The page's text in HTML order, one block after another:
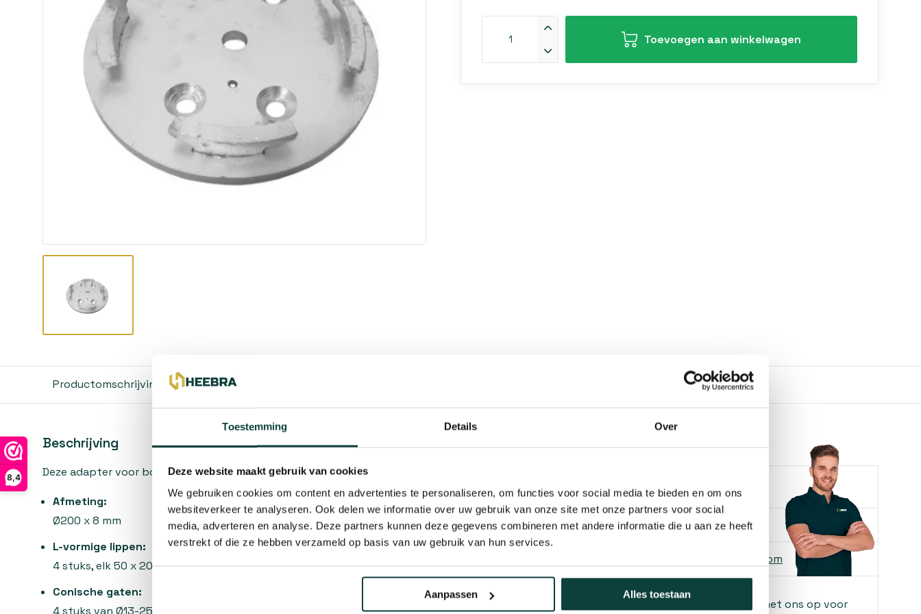
Toestemming Details Over
Deze website maakt gebruik van cookies
We gebruiken cookies om content en advertenties te personaliseren, om functies voor social media te bieden en om ons
websiteverkeer te analyseren. Ook delen we informatie over uw gebruik van onze site met onze partners voor social
media, adverteren en analyse. Deze partners kunnen deze gegevens combineren met andere informatie die u aan ze heeft
verstrekt of die ze hebben verzameld op basis van uw gebruik van hun services.
Aanpassen Alles toestaan
8,4
Toevoegen aan winkelwagen
Productomschrijving Reviews
Beschrijving
Deze adapter voor boormachine Kr heeft de volgende specificaties:
Afmeting:
Ø200 x 8 mm
L-vormige lippen:
4 stuks, elk 50 x 20 x 10 mm
Conische gaten:
4 stuks van Ø13-25 mm en 1 stuk van Ø18 mm
Kunnen we je helpen?
Bel ons 085-2121757
info@heebra.com
Hovenier of klusbedrijf? Neem contact met ons op voor